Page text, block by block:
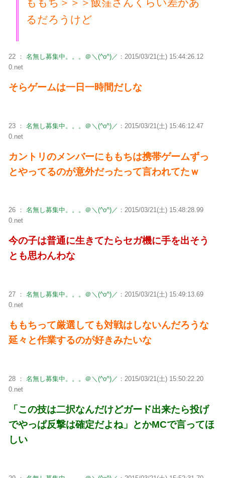
るだろうけど
22 ： 名無し募集中。。。＠＼(^o^)／ ：2015/03/21(土) 15:44:26.12
0.net
そらゲームは一日一時間だしな
23 ： 名無し募集中。。。＠＼(^o^)／ ：2015/03/21(土) 15:46:12.47
0.net
カントリのメンバーにももちは携帯ゲームずっ
とやってるのが意外だったって言われてたｗ
26 ： 名無し募集中。。。＠＼(^o^)／ ：2015/03/21(土) 15:48:28.99
0.net
今の子は普通に生きてたらセガ機に手を出そう
とも思わんわな
27 ： 名無し募集中。。。＠＼(^o^)／ ：2015/03/21(土) 15:49:13.69
0.net
ももちって厳選しても対戦はしないんだろうな
延々と作業するのが好きみたいな
28 ： 名無し募集中。。。＠＼(^o^)／ ：2015/03/21(土) 15:50:22.20
0.net
「この技は二択なんだけどガード出来たら投げ
でやっぱ反撃は確定だよね」とかMCで言ってほ
しい